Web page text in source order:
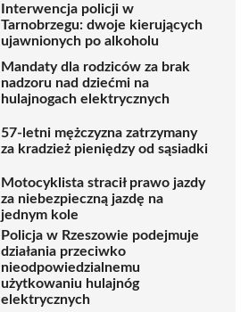
Interwencja policji w
Tarnobrzegu: dwoje kierujących
ujawnionych po alkoholu
Mandaty dla rodziców za brak
nadzoru nad dziećmi na
hulajnogach elektrycznych
57-letni mężczyzna zatrzymany
za kradzież pieniędzy od sąsiadki
Motocyklista stracił prawo jazdy
za niebezpieczną jazdę na
jednym kole
Policja w Rzeszowie podejmuje
działania przeciwko
nieodpowiedzialnemu
użytkowaniu hulajnóg
elektrycznych